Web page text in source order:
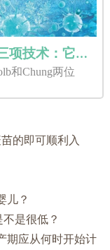
美国试管答疑会上被反复提及的三项技术：它们分别解决了什么问题？
和Chung两位
的即可顺利入
儿？
是很低？
期应从何时开始计